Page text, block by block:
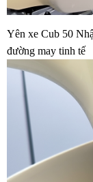
Yên xe Cub 50
đường may tinh tế